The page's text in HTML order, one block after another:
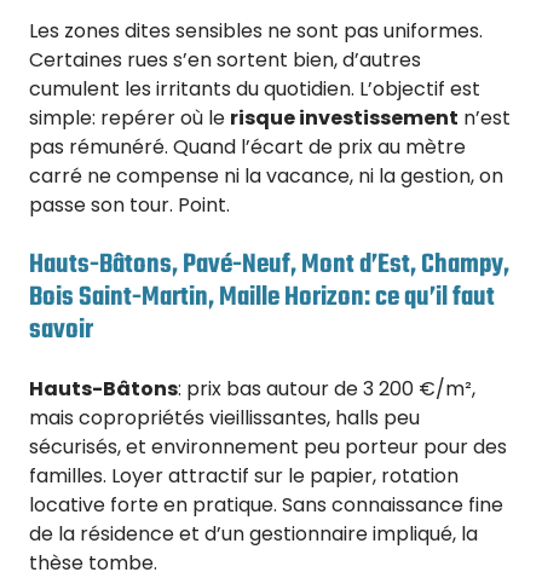
Les zones dites sensibles ne sont pas uniformes.
Certaines rues s’en sortent bien, d’autres
cumulent les irritants du quotidien. L’objectif est
simple: repérer où le risque investissement n’est
pas rémunéré. Quand l’écart de prix au mètre
carré ne compense ni la vacance, ni la gestion, on
passe son tour. Point.
Hauts-Bâtons, Pavé-Neuf, Mont d’Est, Champy,
Bois Saint-Martin, Maille Horizon: ce qu’il faut
savoir
Hauts-Bâtons: prix bas autour de 3 200 €/m²,
mais copropriétés vieillissantes, halls peu
sécurisés, et environnement peu porteur pour des
familles. Loyer attractif sur le papier, rotation
locative forte en pratique. Sans connaissance fine
de la résidence et d’un gestionnaire impliqué, la
thèse tombe.